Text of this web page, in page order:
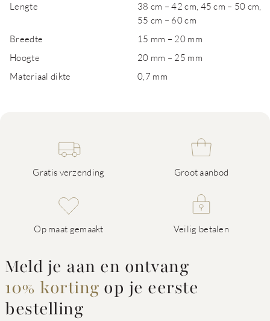
Lengte
38 cm – 42 cm, 45 cm – 50 cm,
55 cm – 60 cm
Breedte
15 mm – 20 mm
Hoogte
20 mm – 25 mm
Materiaal dikte
0,7 mm
Gratis verzending Groot aanbod
Op maat gemaakt Veilig betalen
Meld je aan en ontvang
10% korting op je eerste
bestelling